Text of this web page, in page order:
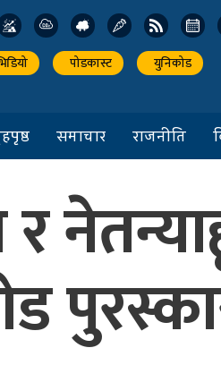
पोडकास्ट युनिकोड
समाचार राजनीति
र